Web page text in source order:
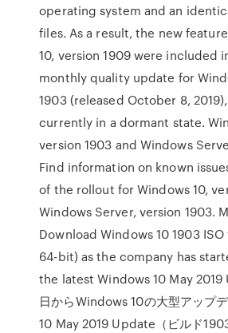
operating system and an
files. As a result, the new
10, version 1909 were included
monthly quality update for
1903 (released October 8,
currently in a dormant state.
version 1903 and Windows
Find information on known
of the rollout for Windows 10,
Windows Server, version 1903.
Download Windows 10 1903
64-bit) as the company has
the latest Windows 10 May 2019
日からWindows 10の大型アップ
10 May 2019 Update（ビルド